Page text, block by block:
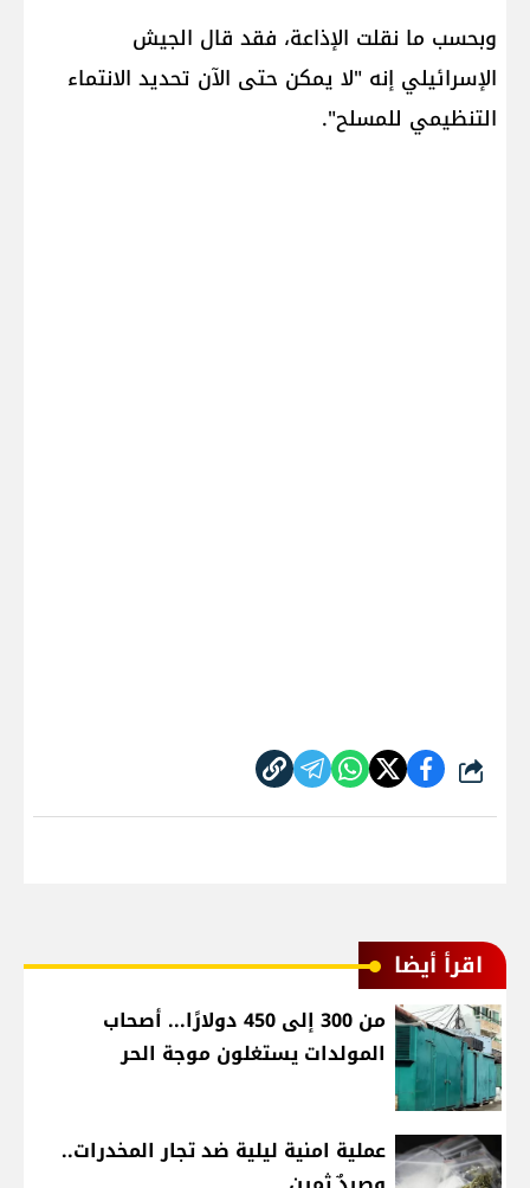
وبحسب ما نقلت الإذاعة، فقد قال الجيش
الإسرائيلي إنه "لا يمكن حتى الآن تحديد الانتماء
التنظيمي للمسلح".
شارك
اقرأ أيضا
من 300 إلى 450 دولارًا... أصحاب
المولدات يستغلون موجة الحر
عملية امنية ليلية ضد تجار المخدرات..